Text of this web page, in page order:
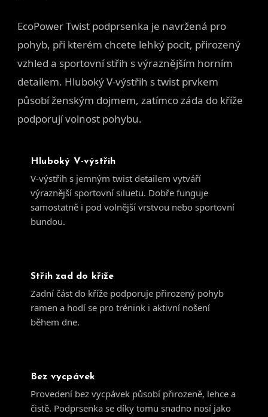
EcoPower Twist podprsenka je navržená pro
pohyb, při kterém chcete lehký pocit, přirozený
vzhled a sportovní střih s výraznějším horním
detailem. Hluboký V-výstřih s twist prvkem
působí ženským dojmem, zatímco záda do kříže
podporují volnost pohybu.
Hluboký V-výstřih
V-výstřih s jemným twist detailem vytváří
výraznější sportovní siluetu. Dobře funguje
samostatně i pod volnější vrstvou nebo sportovní
bundou.
Střih zad do kříže
Zadní část do kříže podporuje přirozený pohyb
ramen a hodí se pro trénink i aktivní nošení
během dne.
Bez vycpávek
Provedení bez vycpávek působí přirozeně, lehce a
čistě. Podprsenka se díky tomu snadno nosí jako